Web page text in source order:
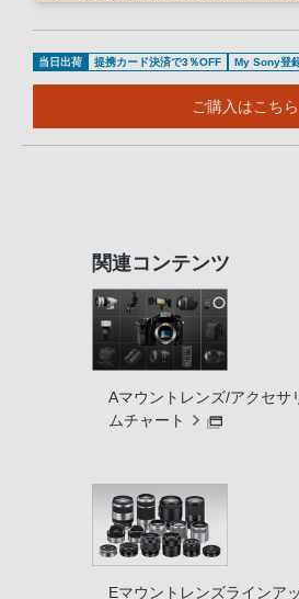
当日出荷 提携カード決済で3％OFF My Sony登
ご購入はこちら
関連コンテンツ
Aマウントレンズ/アクセサ
ムチャート
Eマウントレンズラインア